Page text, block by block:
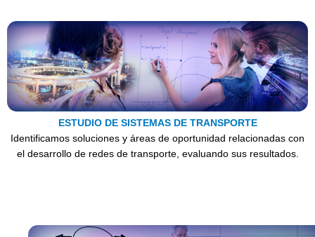
ESTUDIO DE SISTEMAS DE TRANSPORTE
Identificamos soluciones y áreas de oportunidad relacionadas con
el desarrollo de redes de transporte, evaluando sus resultados.